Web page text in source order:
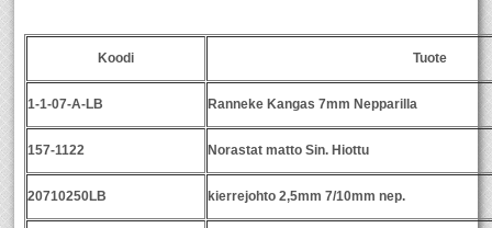
Koodi Tuote
1-1-07-A-LB Ranneke Kangas 7mm Nepparilla
157-1122 Norastat matto Sin. Hiottu
20710250LB kierrejohto 2,5mm 7/10mm nep.